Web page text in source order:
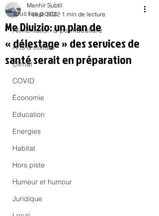
Tous les posts
Alimentation & permaculture
Arts & culture
Climat
COVID
Économie
Education
Energies
Habitat
Hors piste
Humeur et humour
Juridique
Me Divizio: un plan de
« délestage » des services de
santé serait en préparation
Menhir Subtil
1 sept. 2022 1 min de lecture